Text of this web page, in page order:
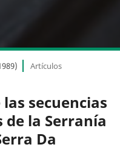
Artículos
secuencias
la Serranía
Da